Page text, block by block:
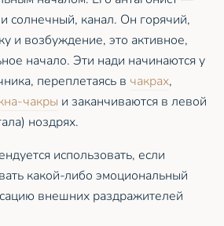
солнечный, канал. Он горячий,
и возбуждение, это активное,
начало. Эти нади начинаются у
переплетаясь в чакрах,
чакры и заканчиваются в левой
ноздрях.
использовать, если
какой-либо эмоциональный
внешних раздражителей